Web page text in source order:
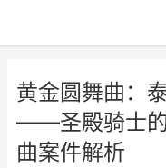
黄金圆舞曲：
——圣殿骑士的
曲案件解析